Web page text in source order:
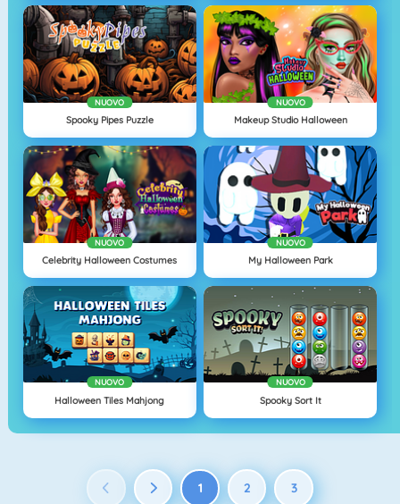
NUOVO
Spooky Pipes Puzzle
NUOVO
Makeup Studio Halloween
NUOVO
Celebrity Halloween Costumes
NUOVO
My Halloween Park
NUOVO
Halloween Tiles Mahjong
NUOVO
Spooky Sort It
1 2 3